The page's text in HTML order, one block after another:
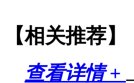
【相关推荐】
查看详情 +